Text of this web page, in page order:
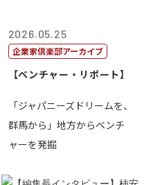
2026.05.25
企業家倶楽部アーカイブ
【ベンチャー・リポート】
「ジャパニーズドリームを、
群馬から」地方からベンチ
ャーを発掘